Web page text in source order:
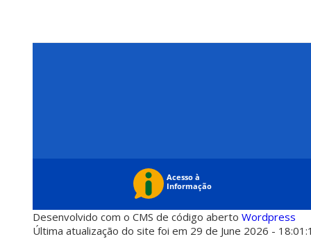
Desenvolvido com o CMS de código aberto Wordpress
Última atualização do site foi em 29 de June 2026 -